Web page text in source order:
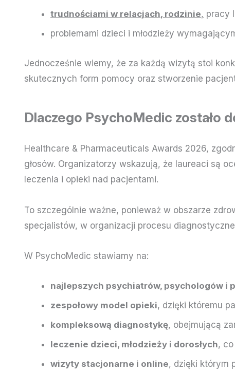
trudnościami w relacjach, rodzinie, pracy
problemami dzieci i młodzieży
Jednocześnie wiemy, że za każdą wizytą stoi
skutecznych form pomocy oraz stworzenie
Dlaczego PsychoMedic zostało
Healthcare & Pharmaceuticals Awards 2026,
głosów. Organizatorzy wskazują, że laureaci są
leczenia i opieki nad pacjentami.
To szczególnie ważne, ponieważ w obszarze
specjalistów, w organizacji procesu
W PsychoMedic stawiamy na:
najlepszych psychiatrów, psychologów i
zespołowy model opieki, dzięki któremu
kompleksową diagnostykę, obejmującą
leczenie dzieci, młodzieży i dorosłych,
wizyty stacjonarne i online, dzięki którym